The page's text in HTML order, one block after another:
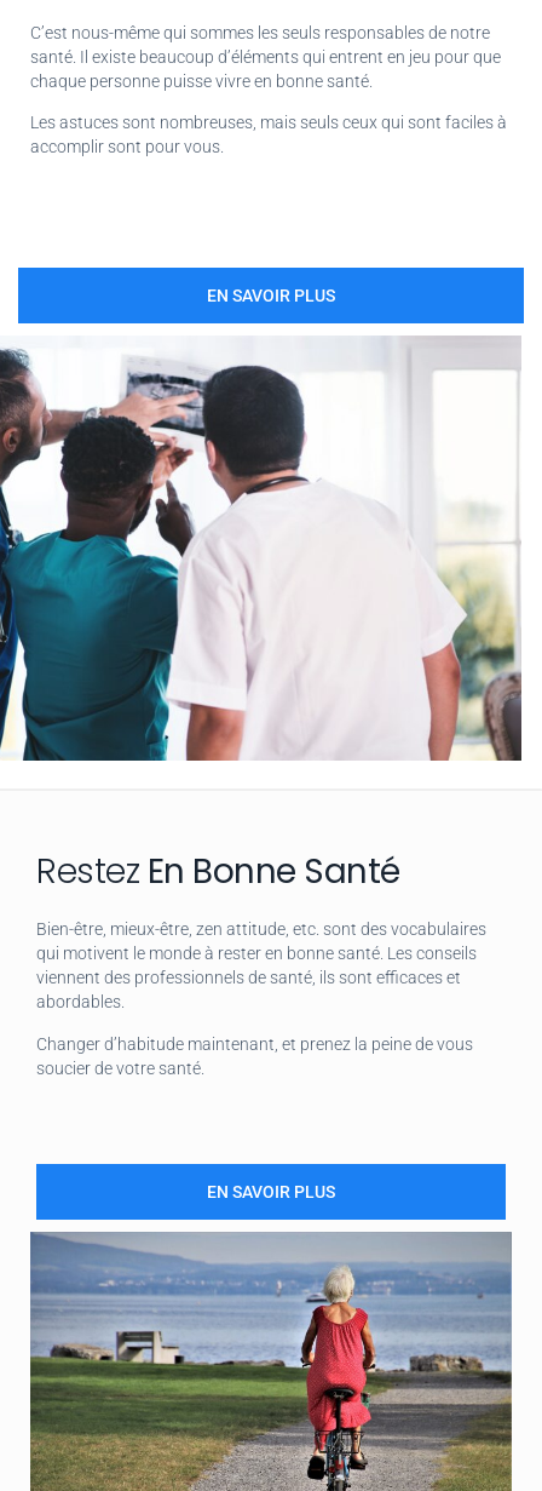
C’est nous-même qui sommes les seuls responsables de notre
santé. Il existe beaucoup d’éléments qui entrent en jeu pour que
chaque personne puisse vivre en bonne santé.
Les astuces sont nombreuses, mais seuls ceux qui sont faciles à
accomplir sont pour vous.
EN SAVOIR PLUS
Restez En Bonne Santé
Bien-être, mieux-être, zen attitude, etc. sont des vocabulaires
qui motivent le monde à rester en bonne santé. Les conseils
viennent des professionnels de santé, ils sont efficaces et
abordables.
Changer d’habitude maintenant, et prenez la peine de vous
soucier de votre santé.
EN SAVOIR PLUS